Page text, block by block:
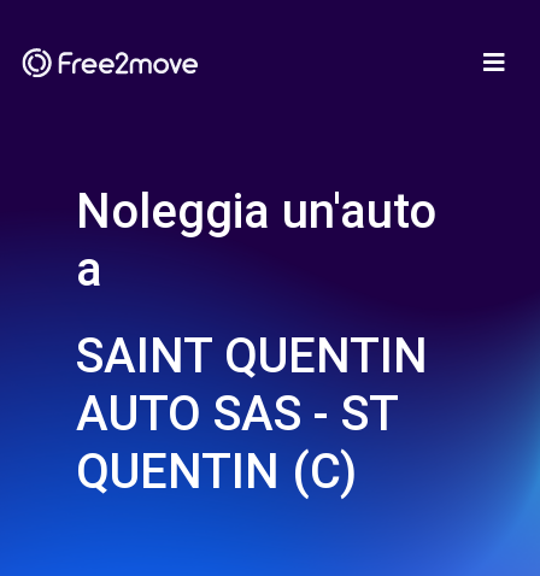
Noleggia un'auto
a
SAINT QUENTIN
AUTO SAS - ST
QUENTIN (C)